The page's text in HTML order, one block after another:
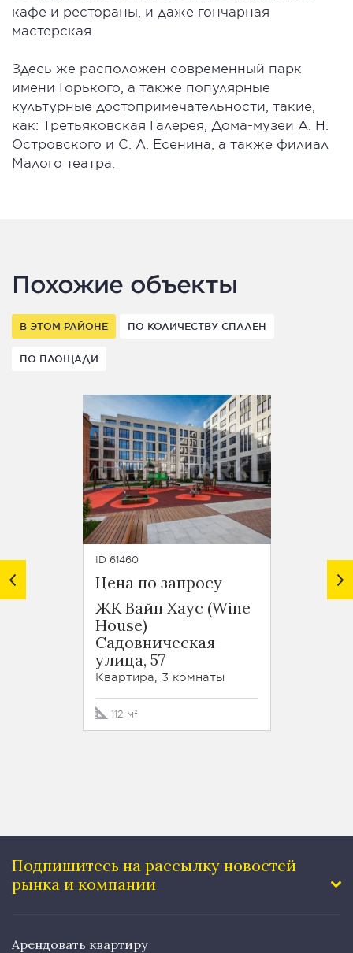
кафе и рестораны, и даже гончарная
мастерская.
Здесь же расположен современный парк
имени Горького, а также популярные
культурные достопримечательности, такие,
как: Третьяковская Галерея, Дома-музеи А. Н.
Островского и С. А. Есенина, а также филиал
Малого театра.
Похожие объекты
В ЭТОМ РАЙОНЕ ПО КОЛИЧЕСТВУ СПАЛЕН
ПО ПЛОЩАДИ
ID 61460
Цена по запросу
ЖК Вайн Хаус (Wine
House)
Садовническая
улица, 57
Квартира, 3 комнаты
112 м²
ID 55396
Подпишитесь на рассылку новостей
рынка и компании
Арендовать квартиру